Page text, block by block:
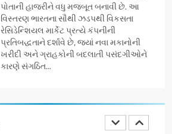
પોતાની હાજરીને વધુ મજબૂત બનાવી છે. આ
વિસ્તરણ ભારતના સૌથી ઝડપથી વિકસતા
રેસિડેન્શિયલ માર્કેટ પ્રત્યે કંપનીની
પ્રતિબદ્ધતાને દર્શાવે છે, જ્યાં નવા મકાનોની
ખરીદી અને ગ્રાહકોની બદલાતી પસંદગીઓને
કારણે સંગઠિત...
ગેટ સેટ ગો રિવ્યુ: ગુજરાતી
સિનેમામાં એક્શન અને રોમાંચનો
એક તદ્દન નવો અને અનોખો
અંદાજ
ENTERTAINMENT
ગ્રાન્ડ એન્ટ્રી: સિદ્ધાર્થ રાંદેરિયાની
‘ટોમ એન્ડ ચેરી’ સાથે નવા યુગની